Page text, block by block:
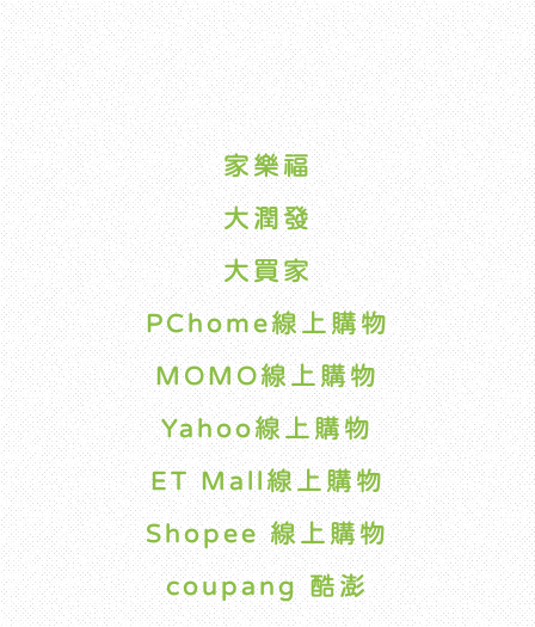
家樂福
大潤發
大買家
PChome線上購物
MOMO線上購物
Yahoo線上購物
ET Mall線上購物
Shopee 線上購物
coupang 酷澎